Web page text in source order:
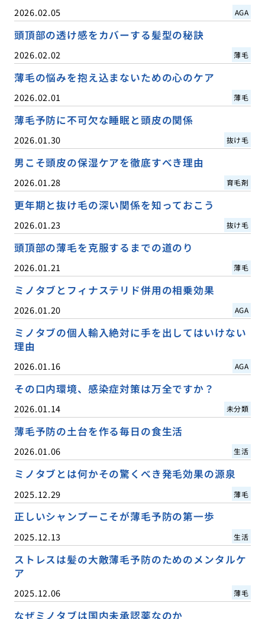
2026.02.05 AGA
頭頂部の透け感をカバーする髪型の秘訣
2026.02.02 薄毛
薄毛の悩みを抱え込まないための心のケア
2026.02.01 薄毛
薄毛予防に不可欠な睡眠と頭皮の関係
2026.01.30 抜け毛
男こそ頭皮の保湿ケアを徹底すべき理由
2026.01.28 育毛剤
更年期と抜け毛の深い関係を知っておこう
2026.01.23 抜け毛
頭頂部の薄毛を克服するまでの道のり
2026.01.21 薄毛
ミノタブとフィナステリド併用の相乗効果
2026.01.20 AGA
ミノタブの個人輸入絶対に手を出してはいけない
理由
2026.01.16 AGA
その口内環境、感染症対策は万全ですか？
2026.01.14 未分類
薄毛予防の土台を作る毎日の食生活
2026.01.06 生活
ミノタブとは何かその驚くべき発毛効果の源泉
2025.12.29 薄毛
正しいシャンプーこそが薄毛予防の第一歩
2025.12.13 生活
ストレスは髪の大敵薄毛予防のためのメンタルケ
ア
2025.12.06 薄毛
なぜミノタブは国内未承認薬なのか